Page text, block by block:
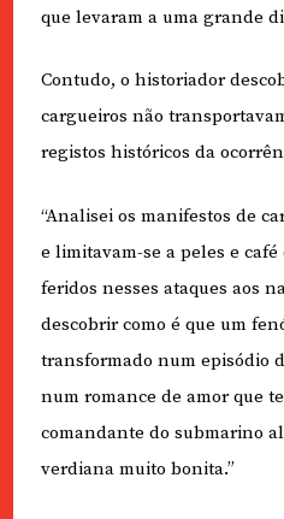
que levaram a uma grande
Contudo, o historiador
cargueiros não
registos históricos da
“Analisei os manifestos de
e limitavam-se a peles e
feridos nesses ataques aos
descobrir como é que um
transformado num episódio
num romance de amor que
comandante do submarino
verdiana muito bonita.”